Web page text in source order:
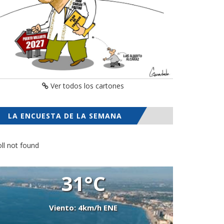
Ver todos los cartones
LA ENCUESTA DE LA SEMANA
not found
31°C
Viento: 4km/h ENE